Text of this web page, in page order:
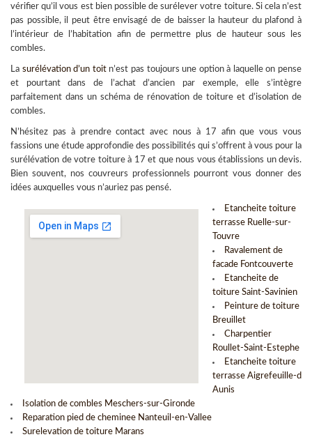
vérifier qu’il vous est bien possible de surélever votre toiture. Si cela n’est
pas possible, il peut être envisagé de de baisser la hauteur du plafond à
l’intérieur de l’habitation afin de permettre plus de hauteur sous les
combles.
La surélévation d’un toitn’est pas toujours une option à laquelle on pense
et pourtant dans de l’achat d’ancien par exemple, elle s’intègre
parfaitement dans un schéma de rénovation de toiture et d’isolation de
combles.
N’hésitez pas à prendre contact avec nous à 17 afin que vous vous
fassions une étude approfondie des possibilités qui s’offrent à vous pour la
surélévation de votre toiture à 17 et que nous vous établissions un devis.
Bien souvent, nos couvreurs professionnels pourront vous donner des
idées auxquelles vous n’auriez pas pensé.
Etancheite toiture
terrasse Ruelle-sur-
Touvre
Ravalement de
facade Fontcouverte
Etancheite de
toiture Saint-Savinien
Peinture de toiture
Breuillet
Charpentier
Roullet-Saint-Estephe
Etancheite toiture
terrasse Aigrefeuille-d
Aunis
Isolation de combles Meschers-sur-Gironde
Reparation pied de cheminee Nanteuil-en-Vallee
Surelevation de toiture Marans